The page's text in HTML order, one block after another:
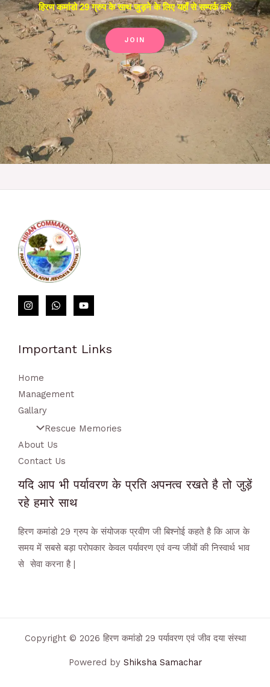
हिरण कमांडो 29 ग्रुप के साथ जुड़ने के लिए यहाँ से सम्पर्क करें
JOIN
loto club kz​
Important Links
Home
Management
Gallary
Rescue Memories
About Us
Contact Us
यदि आप भी पर्यावरण के प्रति अपनत्व रखते है तो जुड़ें
रहे हमारे साथ
हिरण कमांडो 29 ग्रुप के संयोजक प्रवीण जी बिश्नोई कहते है कि आज के
समय में सबसे बड़ा परोपकार केवल पर्यावरण एवं वन्य जीवों की निस्वार्थ भाव
से सेवा करना है |
Copyright © 2026 हिरण कमांडो 29 पर्यावरण एवं जीव दया संस्था
Powered by Shiksha Samachar